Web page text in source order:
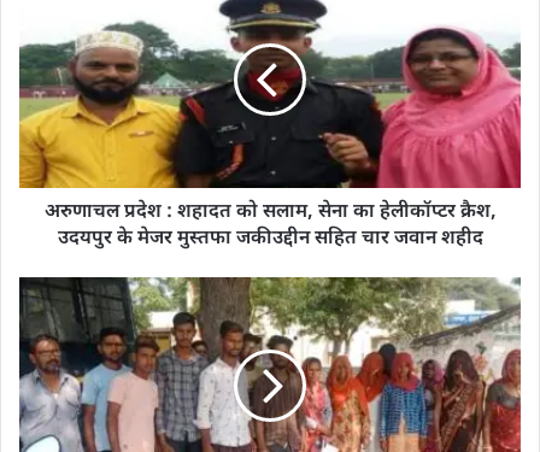
अरुणाचल प्रदेश : शहादत को सलाम, सेना का हेलीकॉप्टर क्रैश,
उदयपुर के मेजर मुस्तफा जकीउद्दीन सहित चार जवान शहीद